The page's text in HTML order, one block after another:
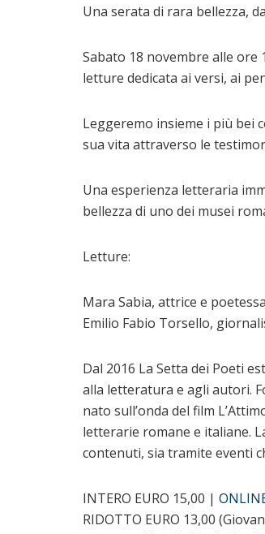
Una serata di rara bellezza,
Sabato 18 novembre alle ore
letture dedicata ai versi, ai
Leggeremo insieme i più bei
sua vita attraverso le
Una esperienza letteraria
bellezza di uno dei musei
Letture:
Mara Sabia, attrice e poetessa
Emilio Fabio Torsello,
Dal 2016 La Setta dei Poeti
alla letteratura e agli autori.
nato sull’onda del film
letterarie romane e italiane.
contenuti, sia tramite eventi
INTERO EURO 15,00 |
RIDOTTO EURO 13,00